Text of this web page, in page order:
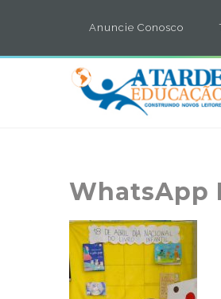
Anuncie Conosco
WhatsApp